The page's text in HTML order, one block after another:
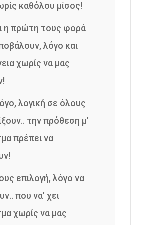
καθόλου μίσος!
η πρώτη τους φορά
λόγο και
χωρίς να μας
λογική σε όλους
την πρόθεση μ’
πρέπει να
επιλογή, λόγο να
που να’ χει
χωρίς να μας